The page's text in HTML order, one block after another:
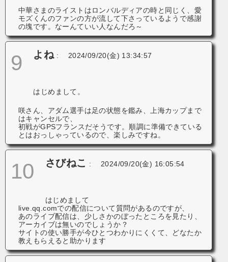
中華さまのライストはロンバルディアの時と同じく、愛
モズくんのファンの方が流して下さっているようで感謝
の塊です。なーんていい人なんだろ～
9 よね : 2024/09/20(金) 13:34:57
はじめまして。
咲さん、アダム選手は足の状態を鑑み、上海カップまで
はキャンセルで、
初戦がGPSフランスだそうです。順調に準備できている
とはおっしゃっているので、楽しみですね。
10 さびねこ : 2024/09/20(金) 16:05:54
はじめまして
live.qq.comでの配信について質問があるのですが、
あのライブ配信は、少しさかのぼったところを見たり、
アーカイブは無いのでしょうか？
サイトの使い勝手が今ひとつわかりにくくて、どなたか
教えもらえると助かります